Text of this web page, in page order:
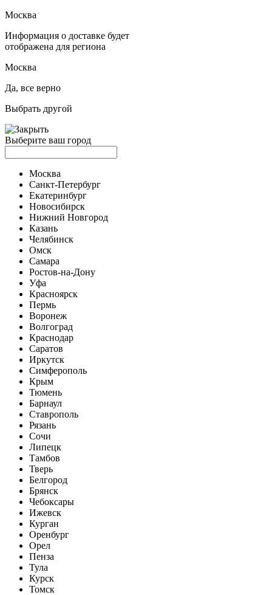
Москва
Информация о доставке будет
отображена для региона
Москва
Да, все верно
Выбрать другой
Выберите ваш город
Москва
Санкт-Петербург
Екатеринбург
Новосибирск
Нижний Новгород
Казань
Челябинск
Омск
Самара
Ростов-на-Дону
Уфа
Красноярск
Пермь
Воронеж
Волгоград
Краснодар
Саратов
Иркутск
Симферополь
Крым
Тюмень
Барнаул
Ставрополь
Рязань
Сочи
Липецк
Тамбов
Тверь
Белгород
Брянск
Чебоксары
Ижевск
Курган
Оренбург
Орел
Пенза
Тула
Курск
Томск